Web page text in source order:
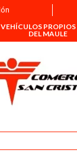
DEL MAULE